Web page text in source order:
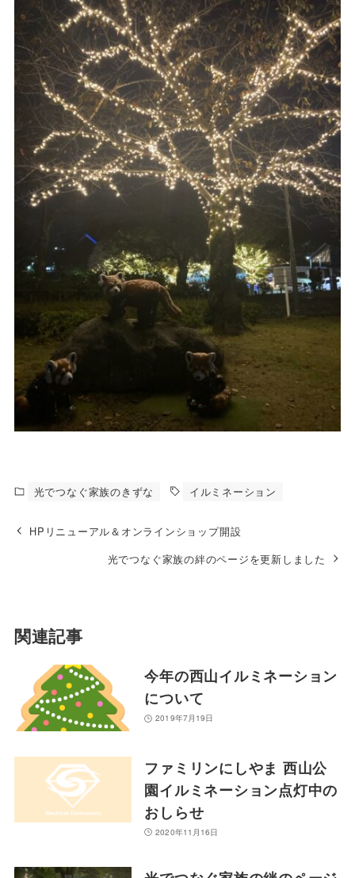
光でつなぐ家族のきずな イルミネーション
HPリニューアル＆オンラインショップ開設
光でつなぐ家族の絆のページを更新しました
関連記事
今年の西山イルミネーション
について
2019年7月19日
ファミリンにしやま 西山公
園イルミネーション点灯中の
おしらせ
2020年11月16日